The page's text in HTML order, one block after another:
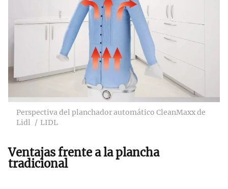
Perspectiva del planchador automático CleanMaxx de
Lidl
LIDL
Ventajas frente a la plancha
tradicional